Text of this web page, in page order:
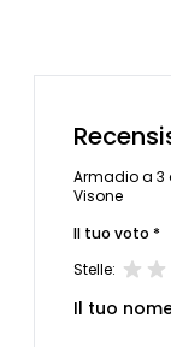
Armadio a 3
Visone
Il tuo voto *
Stelle:
Il tuo